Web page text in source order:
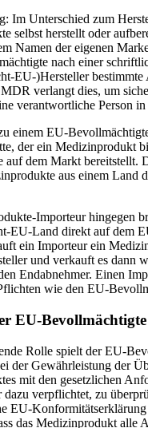
Im Unterschied zum
selbst herstellt oder
Namen der eigenen
nach einer
EU-)Hersteller bestimmte
verlangt dies, um
verantwortliche Person
einem EU-
der ein Medizinprodukt
auf dem Markt bereitstellt.
aus einem Land
Importeur hingegen
EU-Land direkt auf dem
ein Importeur ein
und verkauft es dann
Endabnehmer. Einen
wie den EU-
EU-
Rolle spielt der EU-
der Gewährleistung der
mit den gesetzlichen
verpflichtet, zu
EU-
das Medizinprodukt alle